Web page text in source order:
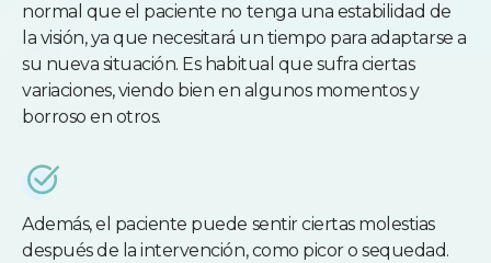
normal que el paciente no tenga una estabilidad de
la visión, ya que necesitará un tiempo para adaptarse a
su nueva situación. Es habitual que sufra ciertas
variaciones, viendo bien en algunos momentos y
borroso en otros.
Además, el paciente puede sentir ciertas molestias
después de la intervención, como picor o sequedad.